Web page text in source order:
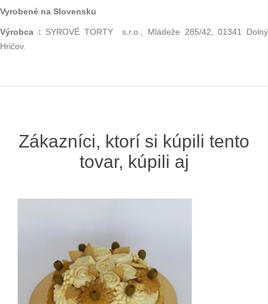
Vyrobené na Slovensku
Výrobca : SYROVÉ TORTY s.r.o., Mládeže 285/42, 01341 Dolný
Hričov.
Zákazníci, ktorí si kúpili tento
tovar, kúpili aj